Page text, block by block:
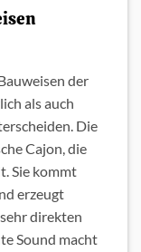
der
als auch
Die
Cajon, die
Sie kommt
erzeugt
direkten
Sound macht